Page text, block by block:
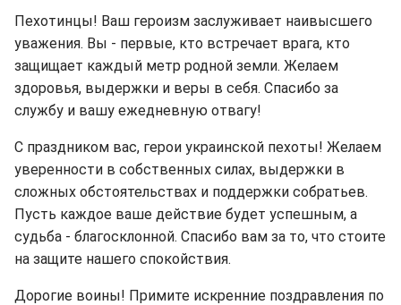
Пехотинцы! Ваш героизм заслуживает наивысшего
уважения. Вы - первые, кто встречает врага, кто
защищает каждый метр родной земли. Желаем
здоровья, выдержки и веры в себя. Спасибо за
службу и вашу ежедневную отвагу!
С праздником вас, герои украинской пехоты! Желаем
уверенности в собственных силах, выдержки в
сложных обстоятельствах и поддержки собратьев.
Пусть каждое ваше действие будет успешным, а
судьба - благосклонной. Спасибо вам за то, что стоите
на защите нашего спокойствия.
Дорогие воины! Примите искренние поздравления по